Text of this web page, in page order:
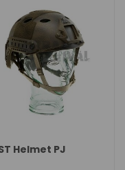
Helmet PJ